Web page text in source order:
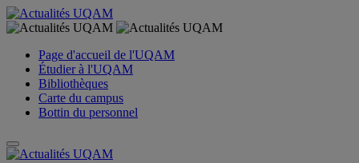
Page d'accueil de l'UQAM
Étudier à l'UQAM
Bibliothèques
Carte du campus
Bottin du personnel